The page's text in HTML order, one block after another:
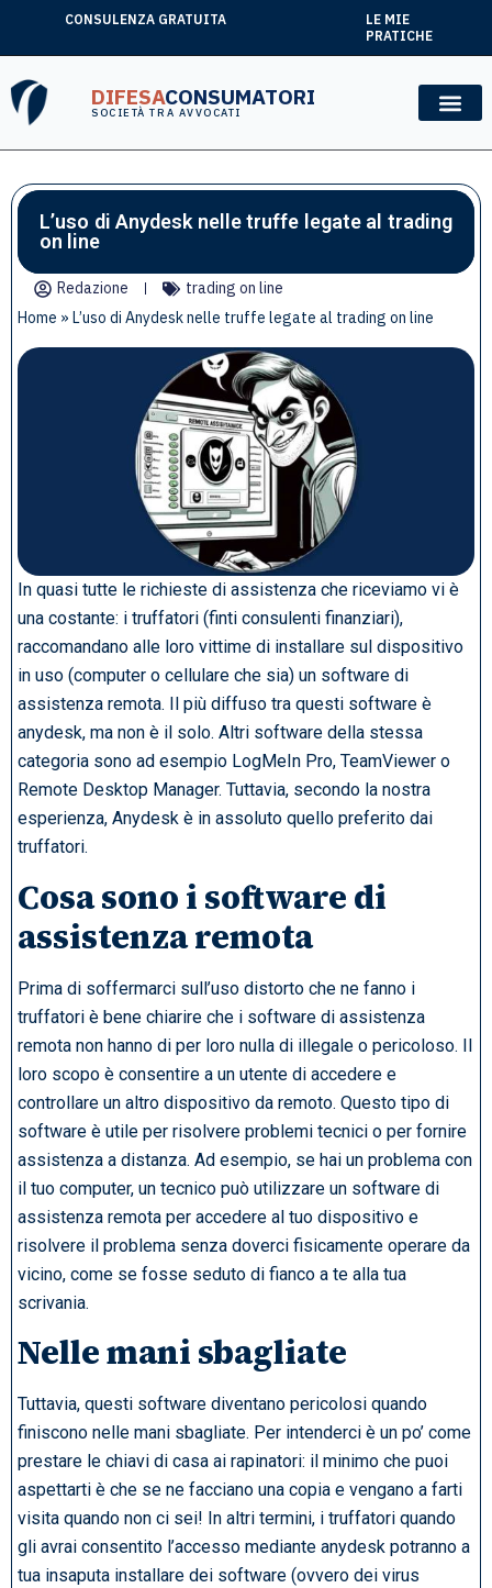
CONSULENZA GRATUITA
LE MIE
PRATICHE
DIFESACONSUMATORI
SOCIETÀ TRA AVVOCATI
L’uso di Anydesk nelle truffe legate al trading
on line
Redazione
trading on line
Home » L’uso di Anydesk nelle truffe legate al trading on line
In quasi tutte le richieste di assistenza che riceviamo vi è
una costante: i truffatori (finti consulenti finanziari),
raccomandano alle loro vittime di installare sul dispositivo
in uso (computer o cellulare che sia) un software di
assistenza remota. Il più diffuso tra questi software è
anydesk, ma non è il solo. Altri software della stessa
categoria sono ad esempio LogMeIn Pro, TeamViewer o
Remote Desktop Manager. Tuttavia, secondo la nostra
esperienza, Anydesk è in assoluto quello preferito dai
truffatori.
Cosa sono i software di
assistenza remota
Prima di soffermarci sull’uso distorto che ne fanno i
truffatori è bene chiarire che i software di assistenza
remota non hanno di per loro nulla di illegale o pericoloso. Il
loro scopo è consentire a un utente di accedere e
controllare un altro dispositivo da remoto. Questo tipo di
software è utile per risolvere problemi tecnici o per fornire
assistenza a distanza. Ad esempio, se hai un problema con
il tuo computer, un tecnico può utilizzare un software di
assistenza remota per accedere al tuo dispositivo e
risolvere il problema senza doverci fisicamente operare da
vicino, come se fosse seduto di fianco a te alla tua
scrivania.
Nelle mani sbagliate
Tuttavia, questi software diventano pericolosi quando
finiscono nelle mani sbagliate. Per intenderci è un po’ come
prestare le chiavi di casa ai rapinatori: il minimo che puoi
aspettarti è che se ne facciano una copia e vengano a farti
visita quando non ci sei! In altri termini, i truffatori quando
gli avrai consentito l’accesso mediante anydesk potranno a
tua insaputa installare dei software (ovvero dei virus